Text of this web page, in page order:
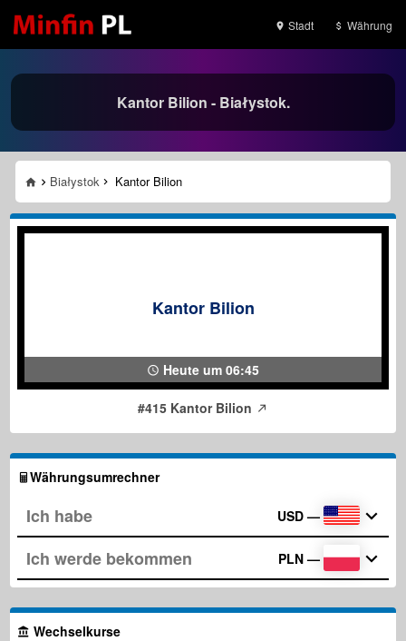
Stadt Währung
Kantor Bilion - Białystok.
Białystok Kantor Bilion
Kantor Bilion
Heute um 06:45
#415 Kantor Bilion
Währungsumrechner
USD —
PLN —
Wechselkurse